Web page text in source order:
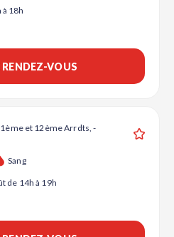
18h
RENDEZ-VOUS
et 12ème Arrdts, -
Sang
de 14h à 19h